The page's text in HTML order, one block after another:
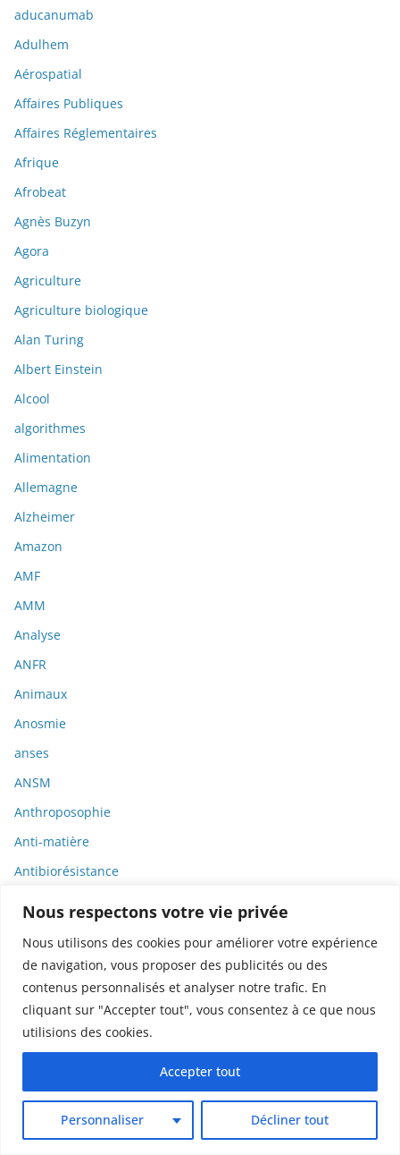
Nous respectons votre vie privée
Nous utilisons des cookies pour améliorer votre expérience
de navigation, vous proposer des publicités ou des
contenus personnalisés et analyser notre trafic. En
cliquant sur "Accepter tout", vous consentez à ce que nous
utilisions des cookies.
Personnaliser Décliner tout
Accepter tout
aducanumab
Adulhem
Aérospatial
Affaires Publiques
Affaires Réglementaires
Afrique
Afrobeat
Agnès Buzyn
Agora
Agriculture
Agriculture biologique
Alan Turing
Albert Einstein
Alcool
algorithmes
Alimentation
Allemagne
Alzheimer
Amazon
AMF
AMM
Analyse
ANFR
Animaux
Anosmie
anses
ANSM
Anthroposophie
Anti-matière
Antibiorésistance
Anticorps monoclonaux
antidépresseurs
Antigènes
Antisémitisme
Antiviraux
Apnée